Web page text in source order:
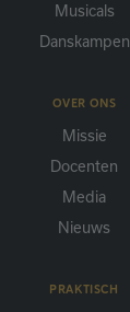
Musicals
Danskampen
OVER ONS
Missie
Docenten
Media
Nieuws
PRAKTISCH